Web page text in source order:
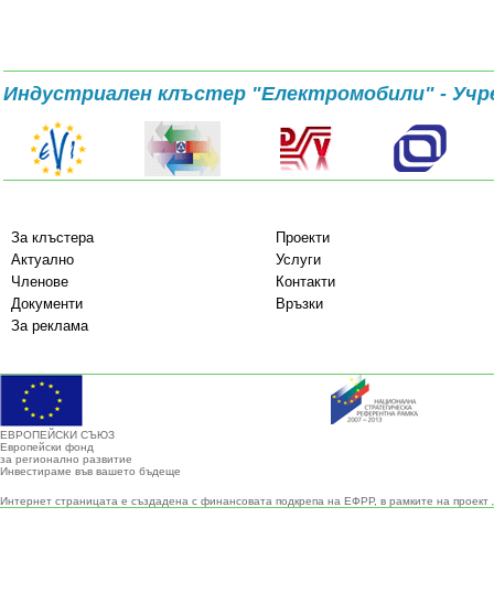
Индустриален клъстер "Електромобили" -
За клъстера
Проекти
Актуално
Услуги
Членове
Контакти
Документи
Връзки
За реклама
ЕВРОПЕЙСКИ СЪЮЗ
Европейски фонд
за регионално развитие
Инвестираме във вашето бъдеще
Интернет страницата е създадена с финансовата подкрепа на ЕФРР, в рамките на